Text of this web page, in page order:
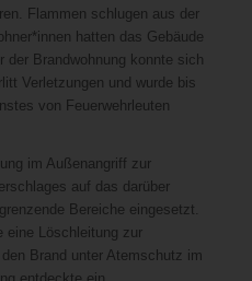
Flammen schlugen aus der
hatten das Gebäude
der Brandwohnung konnte sich
Verletzungen und wurde bis
von Feuerwehrleuten
im Außenangriff zur
auf das darüber
Bereiche eingesetzt.
eine Löschleitung zur
Brand unter Atemschutz im